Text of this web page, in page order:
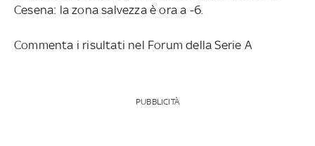
Cesena: la zona salvezza è ora a -6.
Commenta i risultati nel Forum della Serie A
PUBBLICITÀ